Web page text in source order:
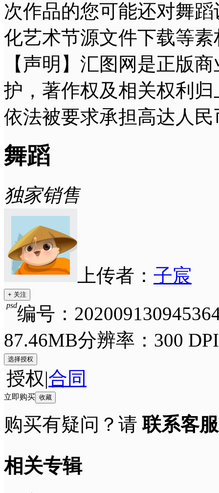
次作品的您可能还对舞
化艺术节源文件下载等
【声明】汇图网是正版
护，著作权及相关权利
依法被要求承担高达人
舞蹈
独家销售
上传者： 子宸
+ 关注
编号：
psd
87.46MB分辨率：300 DPI
选择授权
授权|合同
立即购买 收藏
购买有疑问？请联系客服
相关专辑